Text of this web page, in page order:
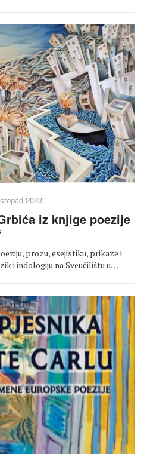
2023.
iz knjige poezije
prozu, esejistiku, prikaze i
i indologiju na Sveučilištu u…